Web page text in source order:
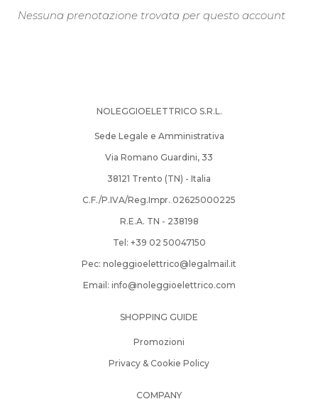
Nessuna prenotazione trovata per questo account
NOLEGGIOELETTRICO S.R.L.
Sede Legale e Amministrativa
Via Romano Guardini, 33
38121 Trento (TN) - Italia
C.F./P.IVA/Reg.Impr. 02625000225
R.E.A. TN - 238198
Tel: +39­ 02­ 50047150­
Pec: noleggioelettrico@legalmail.it
Email: info@noleggioelettrico.com
SHOPPING GUIDE
Promozioni
Privacy & Cookie Policy
COMPANY